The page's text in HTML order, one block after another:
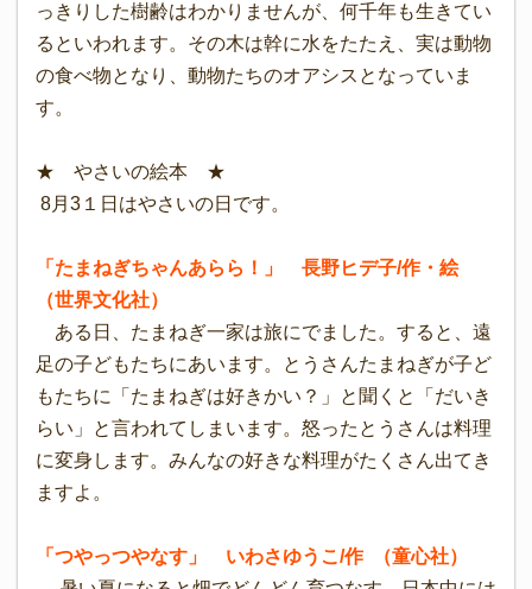
っきりした樹齢はわかりませんが、何千年も生きてい
るといわれます。その木は幹に水をたたえ、実は動物
の食べ物となり、動物たちのオアシスとなっていま
す。
★ やさいの絵本 ★
8月3１日はやさいの日です。
「たまねぎちゃんあらら！」 長野ヒデ子/作・絵
（世界文化社）
ある日、たまねぎ一家は旅にでました。すると、遠
足の子どもたちにあいます。とうさんたまねぎが子ど
もたちに「たまねぎは好きかい？」と聞くと「だいき
らい」と言われてしまいます。怒ったとうさんは料理
に変身します。みんなの好きな料理がたくさん出てき
ますよ。
「つやっつやなす」 いわさゆうこ/作 （童心社）